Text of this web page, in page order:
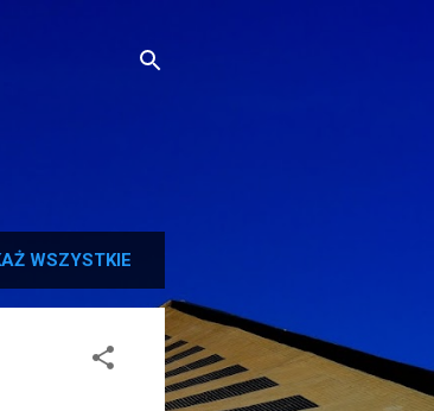
WSZYSTKIE